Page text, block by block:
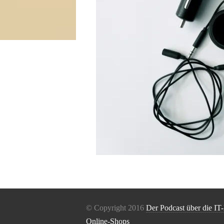
© Copyright 2016 Der Podcast über die
Online-Shops